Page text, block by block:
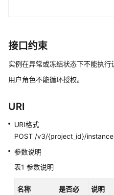
能
白
皮
参
使
用
必
接口约束
实例在异常或冻结状态下不能执行
用户角色不能循环授权。
URI
URI格式
POST /v3/{project_id}/
参数说明
表1 参数说明
名称
是否必
说明